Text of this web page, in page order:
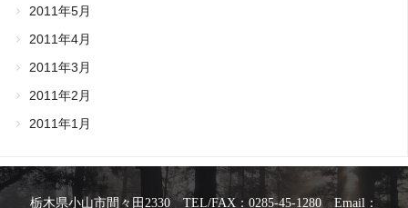
2011年5月
2011年4月
2011年3月
2011年2月
2011年1月
栃木県小山市間々田2330 TEL/FAX：0285-45-1280 Email：